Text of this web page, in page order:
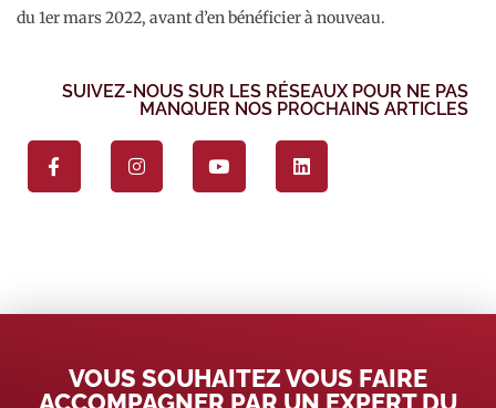
du 1er mars 2022, avant d’en bénéficier à nouveau.
SUIVEZ-NOUS SUR LES RÉSEAUX POUR NE PAS
MANQUER NOS PROCHAINS ARTICLES
VOUS SOUHAITEZ VOUS FAIRE